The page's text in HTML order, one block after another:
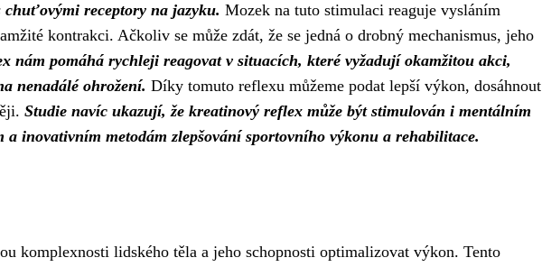
chuťovými receptory na jazyku. Mozek na tuto stimulaci reaguje vysláním
kontrakci. Ačkoliv se může zdát, že se jedná o drobný mechanismus, jeho
nám pomáhá rychleji reagovat v situacích, které vyžadují okamžitou akci,
nenadálé ohrožení. Díky tomuto reflexu můžeme podat lepší výkon, dosáhnout
Studie navíc ukazují, že kreatinový reflex může být stimulován i mentálním
a inovativním metodám zlepšování sportovního výkonu a rehabilitace.
komplexnosti lidského těla a jeho schopnosti optimalizovat výkon. Tento